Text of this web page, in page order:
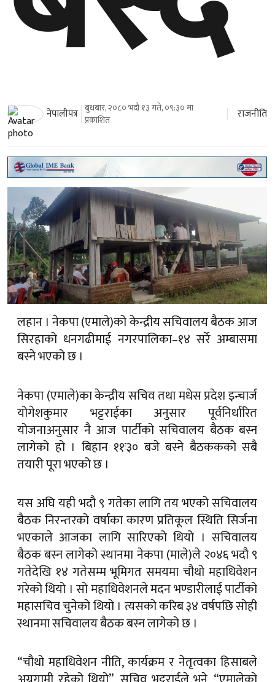
नेपालीपत्र बुधबार, २०८० भदौ १३ गते, ०९:३० मा
प्रकाशित
राजनीति
लहान । नेकपा (एमाले)को केन्द्रीय सचिवालय बैठक आज
सिरहाको धनगढीमाई नगरपालिका–१४ सर्रे अम्बासमा
बस्ने भएको छ ।
नेकपा (एमाले)का केन्द्रीय सचिव तथा मधेस प्रदेश इन्चार्ज
योगेशकुमार भट्टराईका अनुसार पूर्वनिर्धारित
योजनाअनुसार नै आज पार्टीको सचिवालय बैठक बस्न
लागेको हो । बिहान ११ः३० बजे बस्ने बैठककको सबै
तयारी पूरा भएको छ ।
यस अघि यही भदौ ९ गतेका लागि तय भएको सचिवालय
बैठक निरन्तरको वर्षाका कारण प्रतिकूल स्थिति सिर्जना
भएकाले आजका लागि सारिएको थियो । सचिवालय
बैठक बस्न लागेको स्थानमा नेकपा (माले)ले २०४६ भदौ ९
गतेदेखि १४ गतेसम्म भूमिगत समयमा चौथो महाधिवेशन
गरेको थियो । सो महाधिवेशनले मदन भण्डारीलाई पार्टीको
महासचिव चुनेको थियो । त्यसको करिब ३४ वर्षपछि सोही
स्थानमा सचिवालय बैठक बस्न लागेको छ ।
“चौथो महाधिवेशन नीति, कार्यक्रम र नेतृत्वका हिसाबले